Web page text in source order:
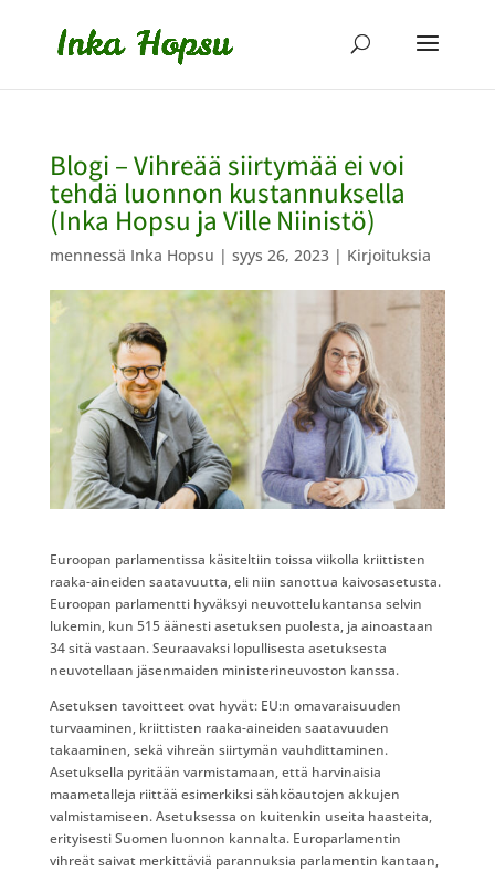
Blogi – Vihreää siirtymää ei voi
tehdä luonnon kustannuksella
(Inka Hopsu ja Ville Niinistö)
mennessä Inka Hopsu | syys 26, 2023| Kirjoituksia
Euroopan parlamentissa käsiteltiin toissa viikolla kriittisten
raaka-aineiden saatavuutta, eli niin sanottua kaivosasetusta.
Euroopan parlamentti hyväksyi neuvottelukantansa selvin
lukemin, kun 515 äänesti asetuksen puolesta, ja ainoastaan
34 sitä vastaan. Seuraavaksi lopullisesta asetuksesta
neuvotellaan jäsenmaiden ministerineuvoston kanssa.
Asetuksen tavoitteet ovat hyvät: EU:n omavaraisuuden
turvaaminen, kriittisten raaka-aineiden saatavuuden
takaaminen, sekä vihreän siirtymän vauhdittaminen.
Asetuksella pyritään varmistamaan, että harvinaisia
maametalleja riittää esimerkiksi sähköautojen akkujen
valmistamiseen. Asetuksessa on kuitenkin useita haasteita,
erityisesti Suomen luonnon kannalta. Europarlamentin
vihreät saivat merkittäviä parannuksia parlamentin kantaan,